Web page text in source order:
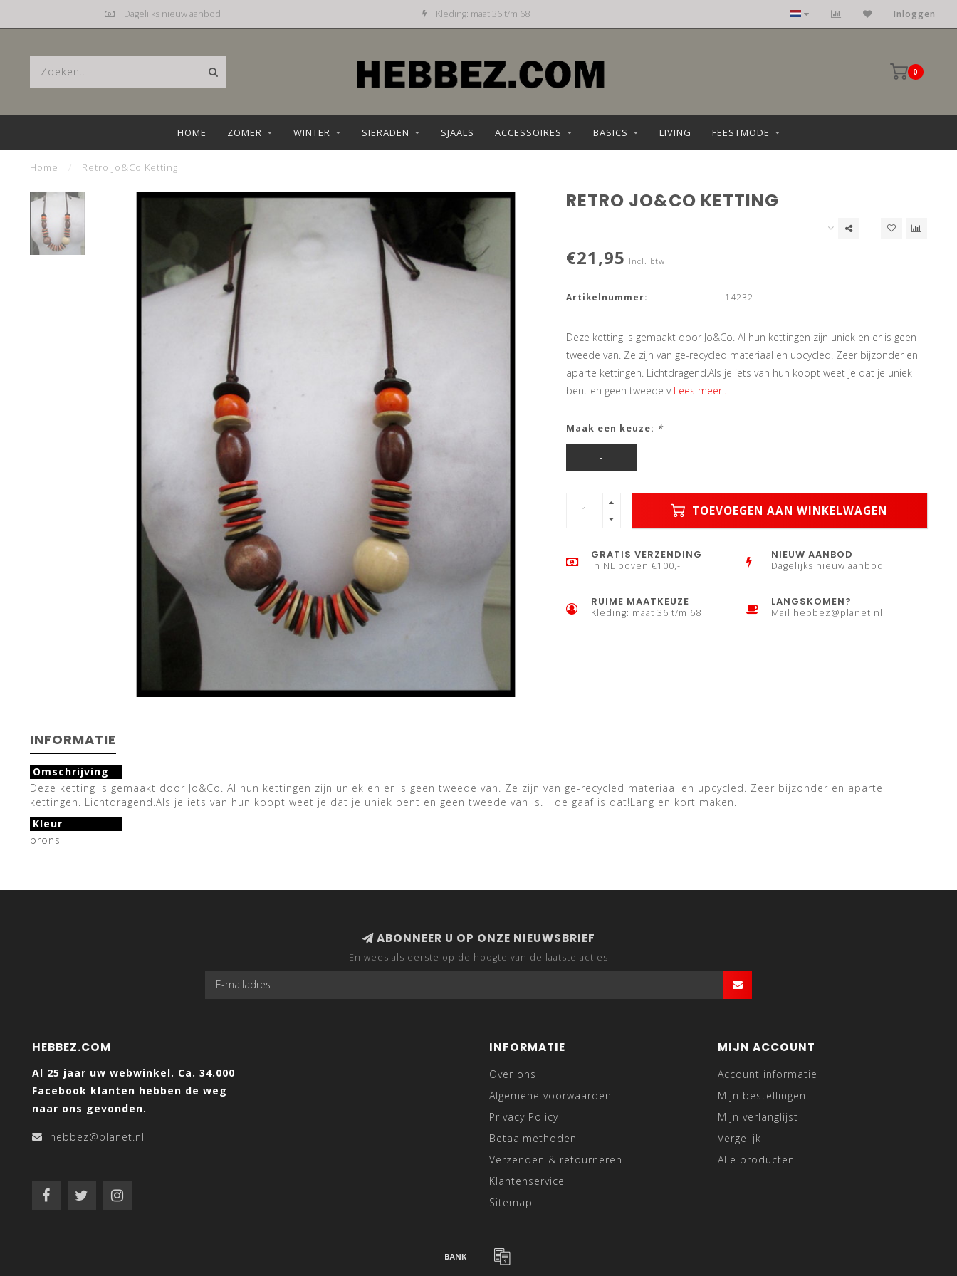
Mailhebbez@planet.nl Dagelijks nieuw aanbod Kleding: maat 36 t/m 68 Inloggen
0
HOME ZOMER WINTER SIERADEN SJAALS ACCESSOIRES BASICS LIVING FEESTMODE
Home Retro Jo&Co Ketting
RETRO JO&CO KETTING
€21,95 Incl. btw
Artikelnummer: 14232
Deze ketting is gemaakt door Jo&Co. Al hun kettingen zijn uniek en er is geen
tweede van. Ze zijn van ge-recycled materiaal en upcycled. Zeer bijzonder en
aparte kettingen. Lichtdragend.Als je iets van hun koopt weet je dat je uniek
bent en geen tweede v Lees meer..
Maak een keuze: *
-
TOEVOEGEN AAN WINKELWAGEN
GRATIS VERZENDING
In NL boven €100,-
NIEUW AANBOD
Dagelijks nieuw aanbod
RUIME MAATKEUZE
Kleding: maat 36 t/m 68
LANGSKOMEN?
Mail hebbez@planet.nl
INFORMATIE
Omschrijving
Deze ketting is gemaakt door Jo&Co. Al hun kettingen zijn uniek en er is geen tweede van. Ze zijn van ge-recycled materiaal en upcycled. Zeer bijzonder en aparte
kettingen. Lichtdragend.Als je iets van hun koopt weet je dat je uniek bent en geen tweede van is. Hoe gaaf is dat!Lang en kort maken.
Kleur
brons
ABONNEER U OP ONZE NIEUWSBRIEF
En wees als eerste op de hoogte van de laatste acties
HEBBEZ.COM
Al 25 jaar uw webwinkel. Ca. 34.000
Facebook klanten hebben de weg
naar ons gevonden.
hebbez@planet.nl
INFORMATIE
Over ons
Algemene voorwaarden
Privacy Policy
Betaalmethoden
Verzenden & retourneren
Klantenservice
Sitemap
MIJN ACCOUNT
Account informatie
Mijn bestellingen
Mijn verlanglijst
Vergelijk
Alle producten